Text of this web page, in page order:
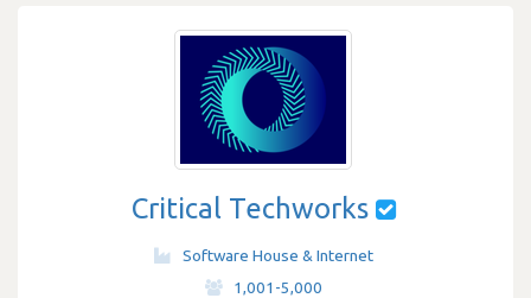
Critical Techworks
Software House & Internet
1,001-5,000